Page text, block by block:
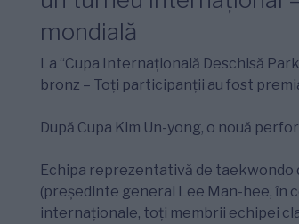
mondială
La “Cupa Internațională Deschisă
bronz – Toți participanții au fost
După Cupa Kim Un-yong, o nouă
Echipa reprezentativă de taekwondo
(președinte general Lee Man-hee, în
internaționale, toți membrii echipei